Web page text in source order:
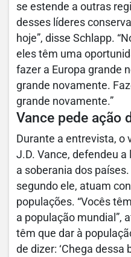
se estende a outras
desses líderes
hoje”, disse Schlapp.
eles têm uma
fazer a Europa grande
grande novamente.
grande novamente.”
Vance pede ação
Durante a entrevista, o
J.D. Vance, defendeu
a soberania dos
segundo ele, atuam
populações. “Vocês
a população mundial”,
têm que dar à
de dizer: ‘Chega